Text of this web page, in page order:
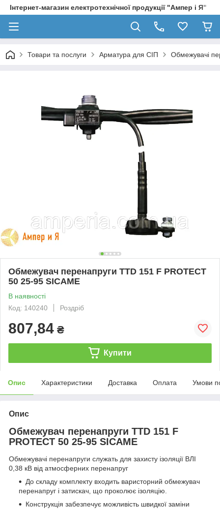
Інтернет-магазин електротехнічної продукції "Ампер і Я"
Товари та послуги Арматура для СІП Обмежувачі
Обмежувач перенапруги TTD 151 F PROTECT
50 25-95 SICAME
В наявності
Код: 140240
Роздріб
807,84 ₴
Купити
Опис Характеристики Доставка Оплата Умови
Опис
Обмежувач перенапруги TTD 151 F
PROTECT 50 25-95 SICAME
Обмежувачі перенапруги cлужать для захисту ізоляції ВЛІ
0,38 кВ від атмосферних перенапруг
До складу комплекту входить варисторний обмежувач
перенапруг і затискач, що проколює ізоляцію.
Конструкція забезпечує можливість швидкої заміни